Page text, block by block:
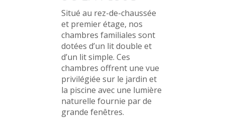
Situé au rez-de-chaussée
et premier étage, nos
chambres familiales sont
dotées d’un lit double et
d’un lit simple. Ces
chambres offrent une vue
privilégiée sur le jardin et
la piscine avec une lumière
naturelle fournie par de
grande fenêtres.